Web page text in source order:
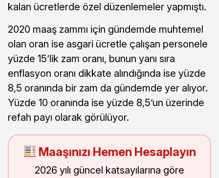
kalan ücretlerde özel düzenlemeler yapmıştı.
2020 maaş zammı için gündemde muhtemel
olan oran ise asgari ücretle çalışan personele
yüzde 15’lik zam oranı, bunun yanı sıra
enflasyon oranı dikkate alındığında ise yüzde
8,5 oranında bir zam da gündemde yer alıyor.
Yüzde 10 oranında ise yüzde 8,5’un üzerinde
refah payı olarak görülüyor.
Maaşınızı Hemen Hesaplayın
2026 yılı güncel katsayılarına göre